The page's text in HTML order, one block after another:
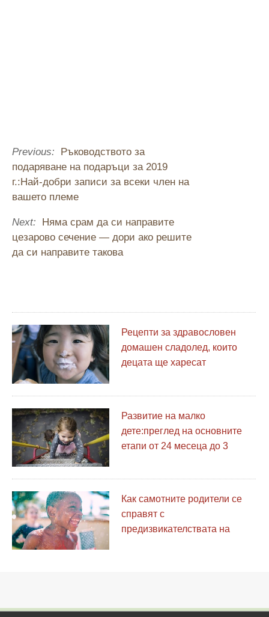
Previous:
Ръководството за
подаряване на подаръци за 2019
г.:Най-добри записи за всеки член на
вашето племе
Next:
Няма срам да си направите
цезарово сечение — дори ако решите
да си направите такова
Рецепти за здравословен
домашен сладолед, които
децата ще харесат
Развитие на малко
дете:преглед на основните
етапи от 24 месеца до 3
Как самотните родители се
справят с
предизвикателствата на